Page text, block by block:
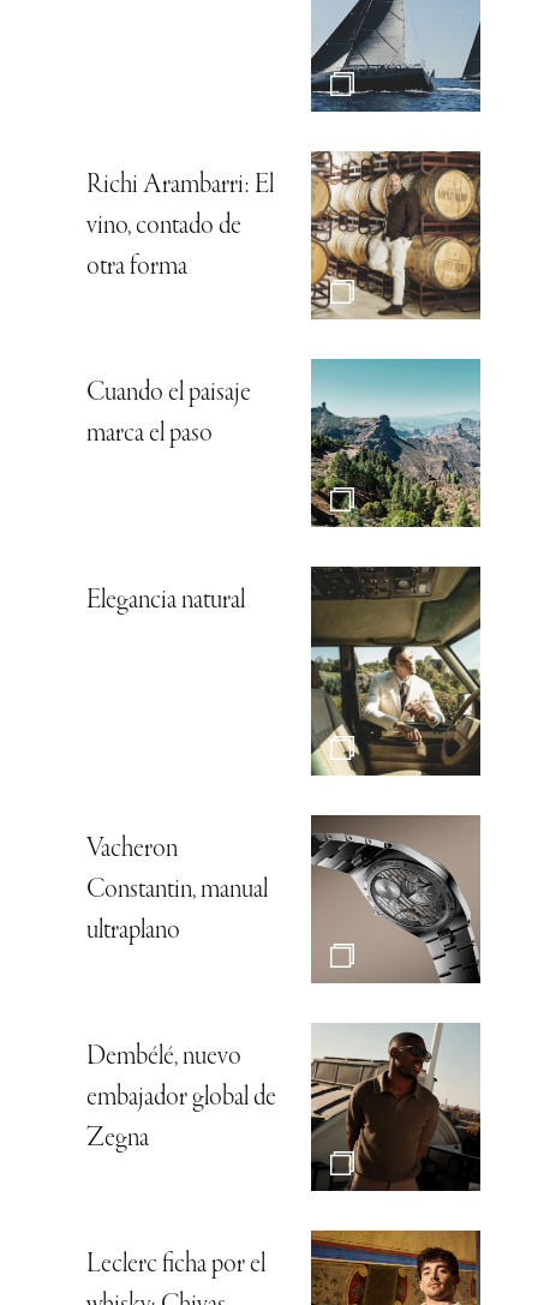
Richi Arambarri: El
vino, contado de
otra forma
Cuando el paisaje
marca el paso
Elegancia natural
Vacheron
Constantin, manual
ultraplano
Dembélé, nuevo
embajador global de
Zegna
Leclerc ficha por el